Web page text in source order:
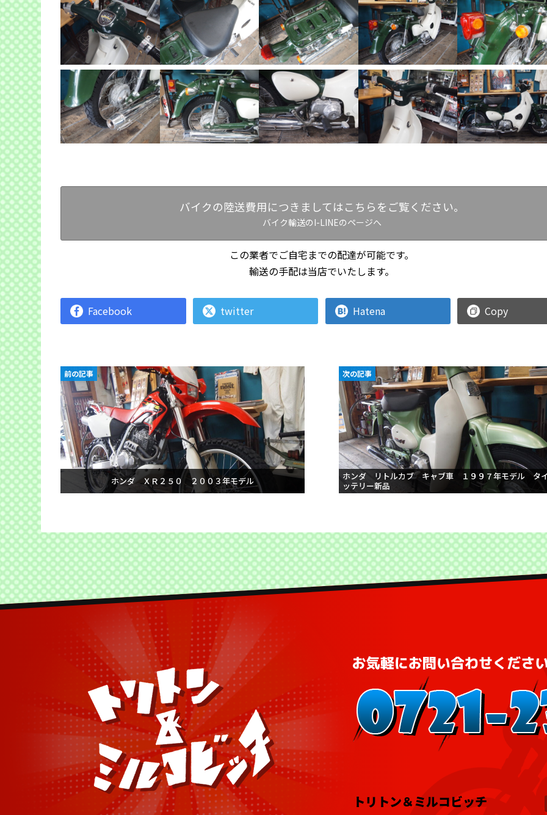
バイクの陸送費用につきましてはこちらをご覧ください。
バイク輸送のI-LINEのページへ
この業者でご自宅までの配達が可能です。
輸送の手配は当店でいたします。
Facebook twitter Hatena Copy
ホンダ ＸＲ２５０ ２００３年モデル
前の記事
ホンダ リトルカブ キャブ車 １９９７年モデル タ
ッテリー新品
次の記事
トリトン＆ミルコビッチ